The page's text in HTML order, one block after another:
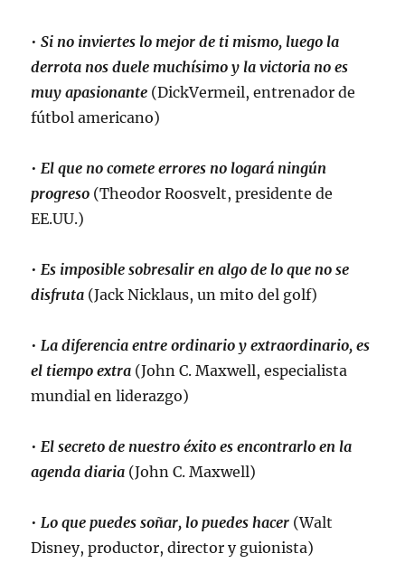
•Si no inviertes lo mejor de ti mismo, luego la
derrota nos duele muchísimo y la victoria no es
muy apasionante (DickVermeil, entrenador de
fútbol americano)
• El que no comete errores no logará ningún
progreso (Theodor Roosvelt, presidente de
EE.UU.)
•Es imposible sobresalir en algo de lo que no se
disfruta (Jack Nicklaus, un mito del golf)
•La diferencia entre ordinario y extraordinario, es
el tiempo extra (John C. Maxwell, especialista
mundial en liderazgo)
•El secreto de nuestro éxito es encontrarlo en la
agenda diaria (John C. Maxwell)
•Lo que puedes soñar, lo puedes hacer (Walt
Disney, productor, director y guionista)